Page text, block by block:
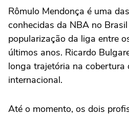
Rômulo Mendonça é uma
conhecidas da NBA no
popularização da liga entre
últimos anos. Ricardo
longa trajetória na cobertura
internacional.
Até o momento, os dois